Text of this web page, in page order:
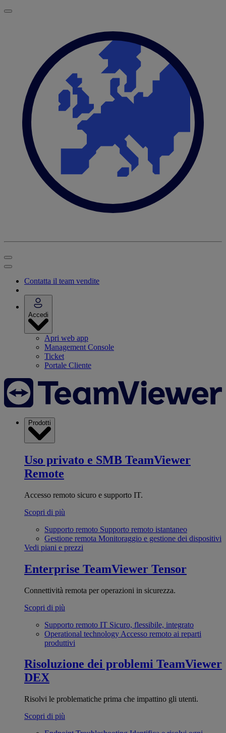
Contatta il team vendite
Accedi
Apri web app
Management Console
Ticket
Portale Cliente
Prodotti
Uso privato e SMB TeamViewer
Remote
Accesso remoto sicuro e supporto IT.
Scopri di più
Supporto remoto Supporto remoto istantaneo
Gestione remota Monitoraggio e gestione dei dispositivi
Vedi piani e prezzi
Enterprise TeamViewer Tensor
Connettività remota per operazioni in sicurezza.
Scopri di più
Supporto remoto IT Sicuro, flessibile, integrato
Operational technology Accesso remoto ai reparti
produttivi
Risoluzione dei problemi TeamViewer
DEX
Risolvi le problematiche prima che impattino gli utenti.
Scopri di più